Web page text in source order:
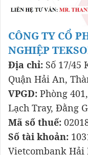
CÔNG TY CỔ
NGHIỆP
Địa chỉ: Số 17/45
Quận Hải An,
VPGD: Phòng
Lạch Tray, Đằng
Mã số thuế:
Số tài khoản:
Vietcombank Hải